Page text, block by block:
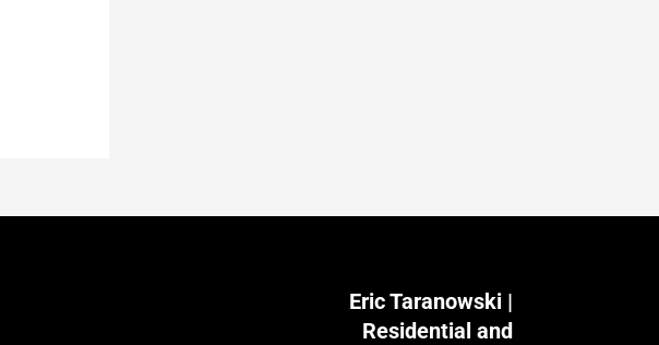
Eric Taranowski |
Residential and